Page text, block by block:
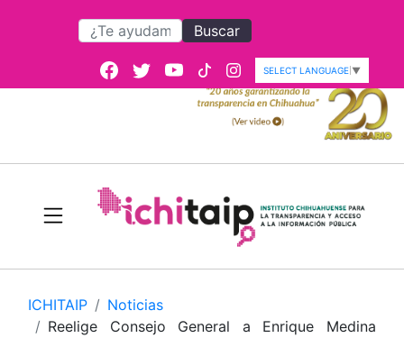
Buscar
SELECT LANGUAGE ▼
ICHITAIP
Noticias
Reelige Consejo General a Enrique Medina